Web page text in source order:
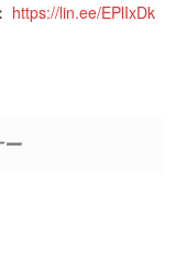
https://lin.ee/EPlIxDk